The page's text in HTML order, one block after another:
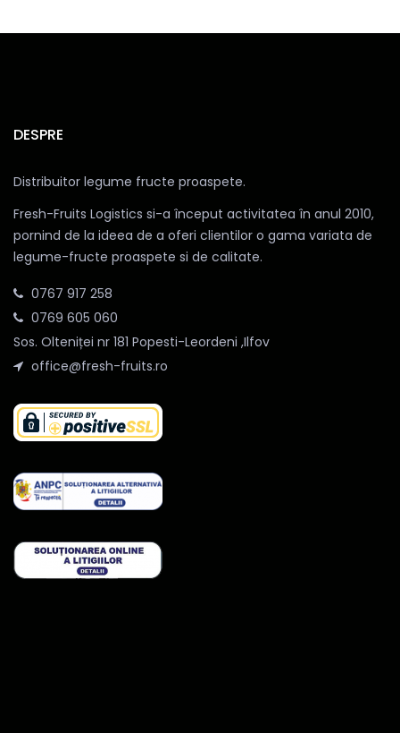
DESPRE
Distribuitor legume fructe proaspete.
Fresh-Fruits Logistics si-a început activitatea în anul 2010,
pornind de la ideea de a oferi clientilor o gama variata de
legume-fructe proaspete si de calitate.
0767 917 258
0769 605 060
Sos. Olteniței nr 181 Popesti-Leordeni ,Ilfov
office@fresh-fruits.ro